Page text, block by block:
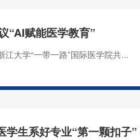
“AI赋能医学教育”
大学“一带一路”国际医学院共...
生系好专业“第一颗扣子”